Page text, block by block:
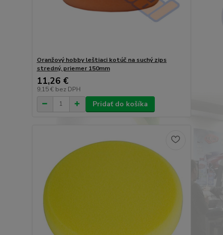
Oranžový hobby leštiaci kotúč na suchý zips
stredný, priemer 150mm
11,26 €
9,15 € bez DPH
Pridať do košíka